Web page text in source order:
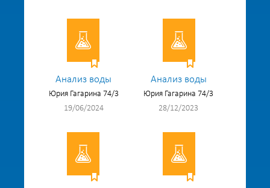
Анализ воды
Юрия Гагарина 74/3
19/06/2024
Анализ воды
Юрия Гагарина 74/3
28/12/2023